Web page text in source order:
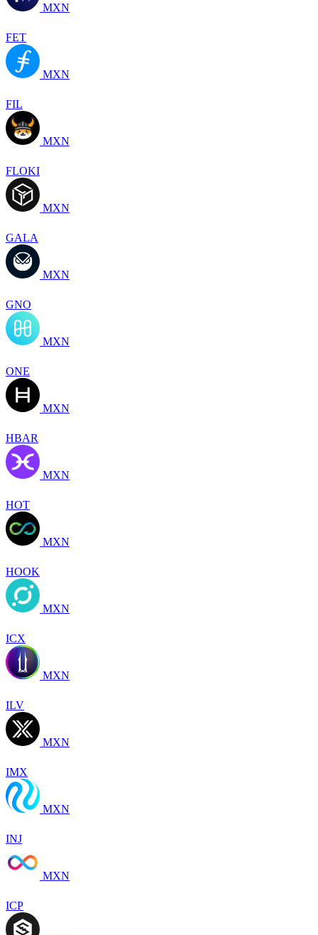
MXN
FET
MXN
FIL
MXN
FLOKI
MXN
GALA
MXN
GNO
MXN
ONE
MXN
HBAR
MXN
HOT
MXN
HOOK
MXN
ICX
MXN
ILV
MXN
IMX
MXN
INJ
MXN
ICP